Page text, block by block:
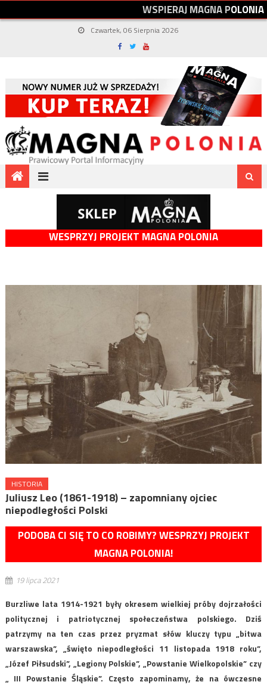
WSPIERAJMAGNAPOLONIA
Czwartek, 06 Sierpnia 2026
WESPRZYJ PROJEKT MAGNA POLONIA
HISTORIA
Juliusz Leo (1861-1918) – zapomniany ojciec
niepodległości Polski
PODOBA CI SIĘ TO CO ROBIMY? WESPRZYJ PROJEKT
MAGNA POLONIA!
19 lipca 2021
Burzliwe lata 1914-1921 były okresem wielkiej próby dojrzałości
politycznej i patriotycznej społeczeństwa polskiego. Dziś
patrzymy na ten czas przez pryzmat słów kluczy typu „bitwa
warszawska”, „święto niepodległości 11 listopada 1918 roku”,
„Józef Piłsudski”, „Legiony Polskie”, „Powstanie Wielkopolskie” czy
„ III Powstanie Śląskie”. Często zapominamy, że na ówczesne